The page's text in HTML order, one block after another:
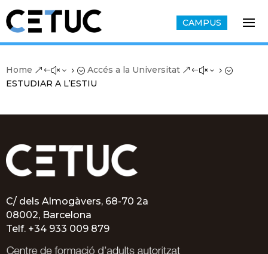
CAMPUS
Home &#x35; Accés a la Universitat &#x35;
ESTUDIAR A L’ESTIU
C/ dels Almogàvers, 68-70 2a
08002, Barcelona
Telf. +34 933 009 879